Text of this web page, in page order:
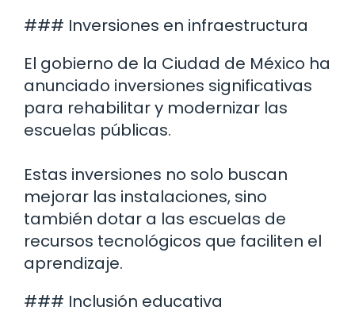
### Inversiones en infraestructura
El gobierno de la Ciudad de México ha
anunciado inversiones significativas
para rehabilitar y modernizar las
escuelas públicas.
Estas inversiones no solo buscan
mejorar las instalaciones, sino
también dotar a las escuelas de
recursos tecnológicos que faciliten el
aprendizaje.
### Inclusión educativa